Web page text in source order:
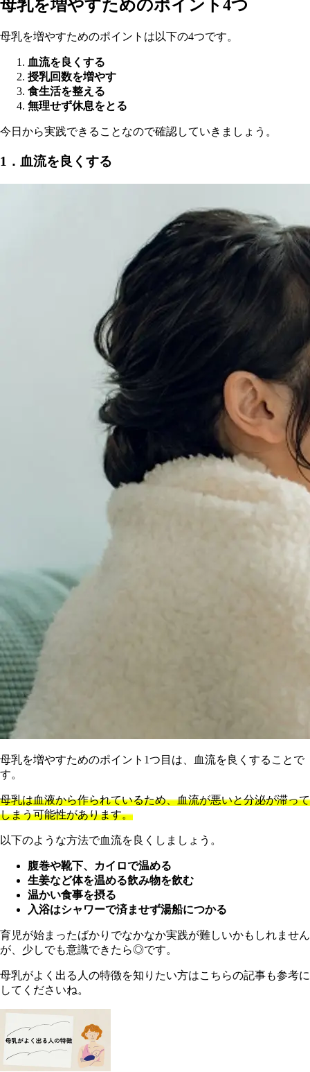
母乳を増やすためのポイント4つ
母乳を増やすためのポイントは以下の4つです。
血流を良くする
授乳回数を増やす
食生活を整える
無理せず休息をとる
今日から実践できることなので確認していきましょう。
1．血流を良くする
母乳を増やすためのポイント1つ目は、血流を良くすることで
す。
母乳は血液から作られているため、血流が悪いと分泌が滞って
しまう可能性があります。
以下のような方法で血流を良くしましょう。
腹巻や靴下、カイロで温める
生姜など体を温める飲み物を飲む
温かい食事を摂る
入浴はシャワーで済ませず湯船につかる
育児が始まったばかりでなかなか実践が難しいかもしれません
が、少しでも意識できたら◎です。
母乳がよく出る人の特徴を知りたい方はこちらの記事も参考に
してくださいね。